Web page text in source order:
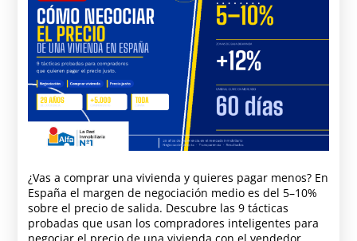
¿Vas a comprar una vivienda y quieres pagar menos? En
España el margen de negociación medio es del 5–10%
sobre el precio de salida. Descubre las 9 tácticas
probadas que usan los compradores inteligentes para